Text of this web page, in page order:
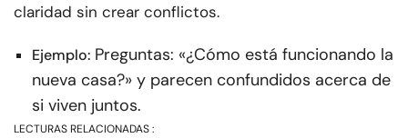
claridad sin crear conflictos.
Ejemplo: Preguntas: «¿Cómo está funcionando la
nueva casa?» y parecen confundidos acerca de
si viven juntos.
LECTURAS RELACIONADAS :